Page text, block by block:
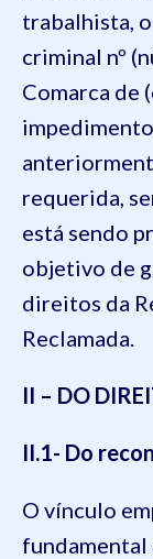
trabalhista,
criminal nº
Comarca de
requerida,
está sendo
objetivo de
direitos da
Reclamada.
II – DO
II.1- Do
O vínculo
fundamental